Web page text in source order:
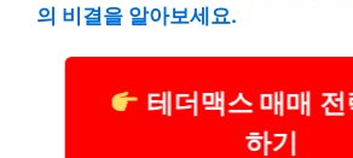
의 비결을 알아보세요.
테더맥스 매매 전
하기